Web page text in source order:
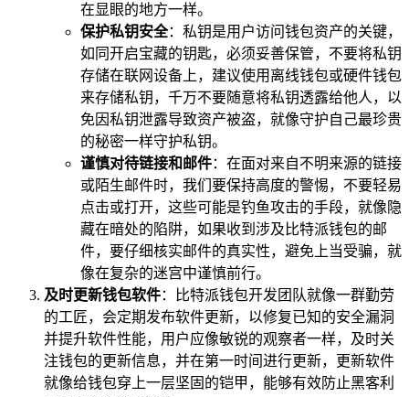
在显眼的地方一样。
保护私钥安全：私钥是用户访问钱包资产的关键，
如同开启宝藏的钥匙，必须妥善保管，不要将私钥
存储在联网设备上，建议使用离线钱包或硬件钱包
来存储私钥，千万不要随意将私钥透露给他人，以
免因私钥泄露导致资产被盗，就像守护自己最珍贵
的秘密一样守护私钥。
谨慎对待链接和邮件：在面对来自不明来源的链接
或陌生邮件时，我们要保持高度的警惕，不要轻易
点击或打开，这些可能是钓鱼攻击的手段，就像隐
藏在暗处的陷阱，如果收到涉及比特派钱包的邮
件，要仔细核实邮件的真实性，避免上当受骗，就
像在复杂的迷宫中谨慎前行。
及时更新钱包软件：比特派钱包开发团队就像一群勤劳
的工匠，会定期发布软件更新，以修复已知的安全漏洞
并提升软件性能，用户应像敏锐的观察者一样，及时关
注钱包的更新信息，并在第一时间进行更新，更新软件
就像给钱包穿上一层坚固的铠甲，能够有效防止黑客利